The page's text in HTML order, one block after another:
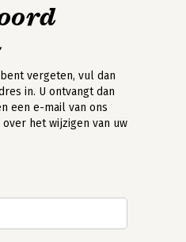
vergeten, vul dan
in. U ontvangt dan
een e-mail van ons
het wijzigen van uw